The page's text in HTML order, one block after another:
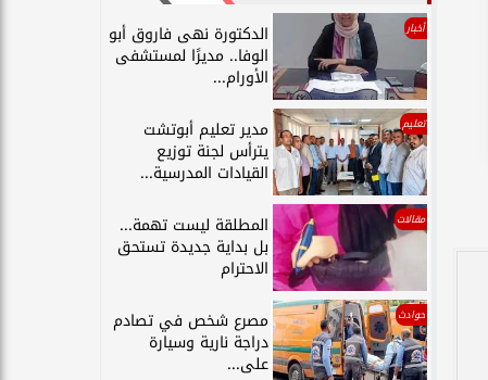
أخبار الدكتورة نهى فاروق أبو
الوفا.. مديرًا لمستشفى
الأورام...
تعليم مدير تعليم أبوتشت
يترأس لجنة توزيع
القيادات المدرسية...
مقالات المطلقة ليست تهمة...
بل بداية جديدة تستحق
الاحترام
حوادث مصرع شخص في تصادم
دراجة نارية وسيارة
على...